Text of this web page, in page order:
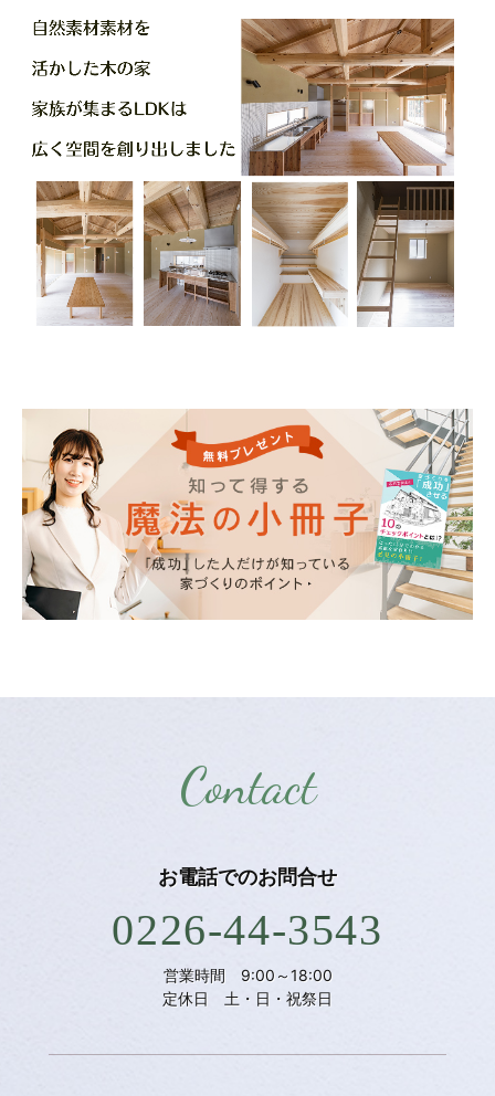
Contact
お電話でのお問合せ
0226-44-3543
営業時間 9:00～18:00
定休日 土・日・祝祭日